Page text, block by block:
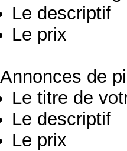
Le descriptif
Le prix
Annonces de
Le titre de
Le descriptif
Le prix